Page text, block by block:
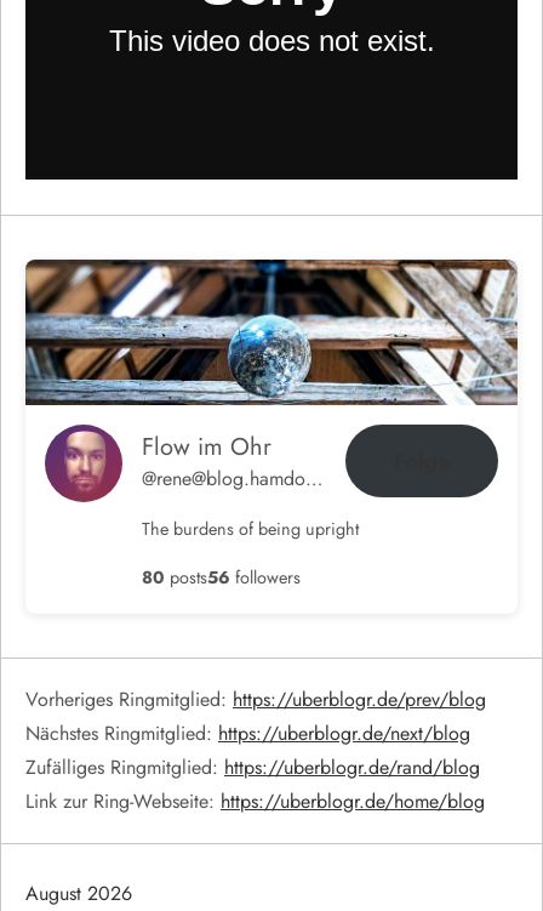
Flow im Ohr
@rene@blog.hamdorf.org
The burdens of being upright
80 posts56 followers
Vorheriges Ringmitglied: https://uberblogr.de/prev/blog
Nächstes Ringmitglied: https://uberblogr.de/next/blog
Zufälliges Ringmitglied: https://uberblogr.de/rand/blog
Link zur Ring-Webseite: https://uberblogr.de/home/blog
August 2026